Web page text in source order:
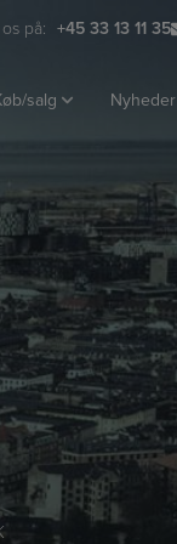
på: +45 33 13 11 35
salg Nyheder